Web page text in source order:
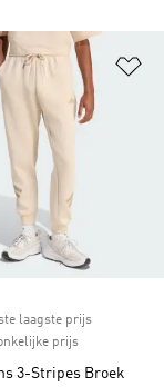
zetten
laagste prijs
prijs
3-Stripes Broek